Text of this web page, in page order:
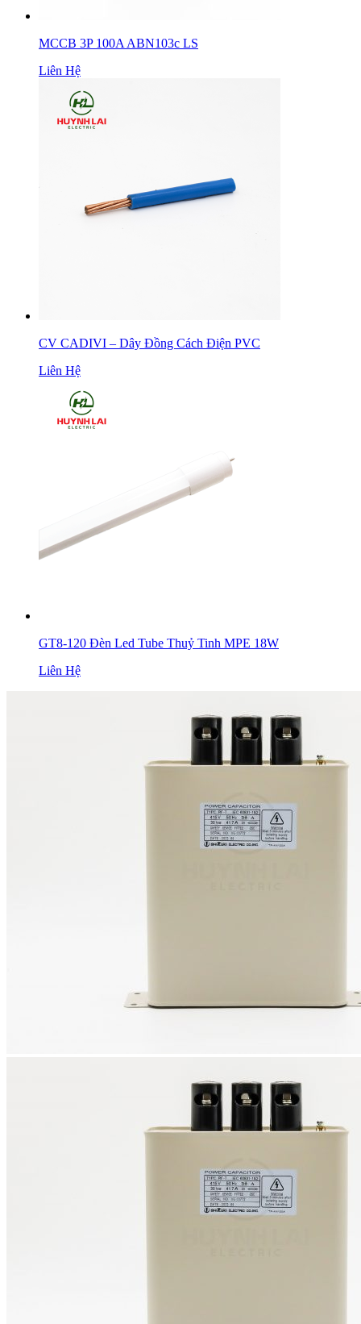
MCCB 3P 100A ABN103c LS
Liên Hệ
CV CADIVI – Dây Đồng Cách Điện PVC
Liên Hệ
GT8-120 Đèn Led Tube Thuỷ Tinh MPE 18W
Liên Hệ